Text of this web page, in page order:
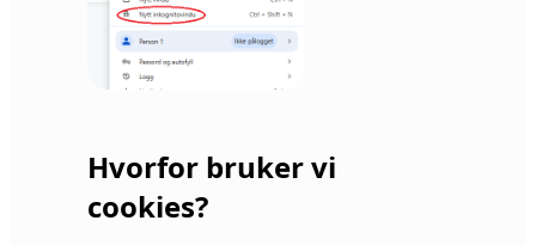
Hvorfor bruker vi
cookies?